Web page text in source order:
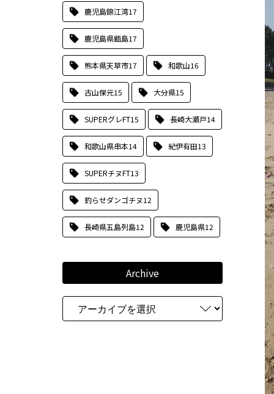
鹿児島錦江湾17
鹿児島県甑島17
熊本県天草市17 和歌山16
古山保元15 大分県15
SUPERグレFT15 長崎大瀬戸14
和歌山県串本14 紀伊有田13
SUPERチヌFT13
釣らせダンゴチヌ12
長崎県五島列島12 鹿児島県12
Archive